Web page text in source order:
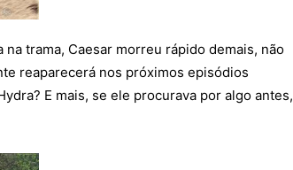
trama, Caesar morreu rápido demais, não
reaparecerá nos próximos episódios
E mais, se ele procurava por algo antes,